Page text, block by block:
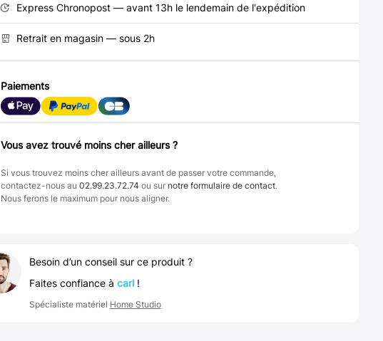
Express Chronopost — avant 13h le lendemain de l'expédition
Retrait en magasin — sous 2h
Paiements
Vous avez trouvé moins cher ailleurs ?
Si vous trouvez moins cher ailleurs avant de passer votre commande,
contactez-nous au 02.99.23.72.74 ou sur notre formulaire de contact.
Nous ferons le maximum pour nous aligner.
Besoin d’un conseil sur ce produit ?
Faites confiance à carl!
Spécialiste matériel Home Studio